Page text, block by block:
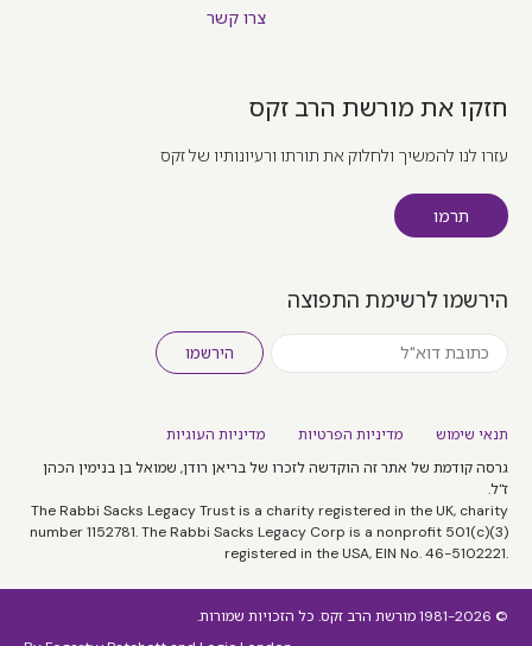
צרו קשר
חזקו את מורשת הרב זקס
עזרו לנו להמשיך ולחלוק את תורתו ורעיונותיו של זקס
תרמו
הירשמו לרשימת התפוצה
הירשמו
תנאי שימוש מדיניות הפרטיות
מדיניות העוגיות
גרסה קודמת של אתר זה הוקדשה לזכרו של בריאן רודן, שמואל בן בנימין הכהן
ז"ל.
The Rabbi Sacks Legacy Trust is a charity registered in the UK, charity
number 1152781. The Rabbi Sacks Legacy Corp is a nonprofit 501(c)(3)
registered in the USA, EIN No. 46-5102221.
© 1981-2026 מורשת הרב זקס. כל הזכויות שמורות.